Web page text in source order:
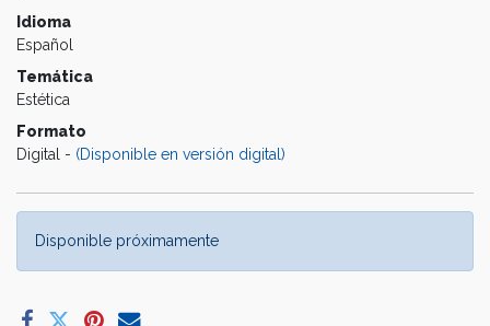
Idioma
Español
Temática
Estética
Formato
Digital - (Disponible en versión digital)
Disponible próximamente